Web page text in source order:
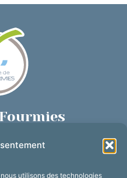
utilisons des technologies
69 79